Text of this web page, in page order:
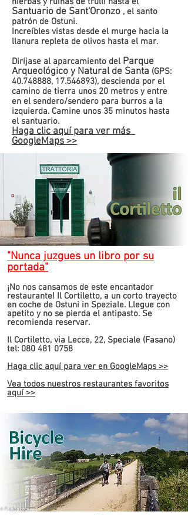
Santuario de Sant'Oronzo , el santo
patrón de Ostuni.
Increíbles vistas desde el murge hacia la
llanura repleta de olivos hasta el mar.
Diríjase al aparcamiento del Parque
Arqueológico y Natural de Santa (GPS:
40.748888, 17.546893), descienda por el
camino de tierra unos 20 metros y entre
en el sendero/sendero para burros a la
izquierda. Camine unos 35 minutos hasta
el santuario.
Haga clic aquí para ver más
GoogleMaps >>
"Nunca juzgues un libro por su
portada"
¡No nos cansamos de este encantador
restaurante! Il Cortiletto, a un corto trayecto
en coche de Ostuni in Speziale. Llegue con
apetito y no se pierda el antipasto. Se
recomienda reservar.
Il Cortiletto, via Lecce, 22, Speciale (Fasano)
tel: 080 481 0758
Haga clic aquí para ver en GoogleMaps >>
Vea todos nuestros restaurantes favoritos
aquí >>